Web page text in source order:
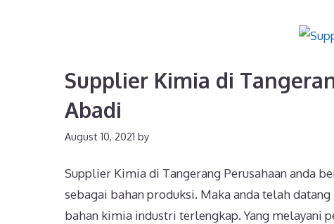
Supplier Kimia di
Abadi
August 10, 2021 by
Supplier Kimia di Tangerang Perusahaan anda
sebagai bahan produksi. Maka anda telah
bahan kimia industri terlengkap. Yang melayani